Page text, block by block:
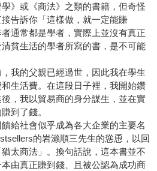
或《商法》之類的書籍，但奇怪
告訴你「這樣做，就一定能賺
通常都是學者，實際上並沒有真正
貧生活的學者所寫的書，是不可能
的父親已經過世，因此我在學生
生活費。在這段日子裡，我開始鑽
，我以貿易商的身分謀生，並在實
到了錢。
社會似乎成為各大企業的主要名
的岩瀨順三先生的慫恿，以回
太商法」。換句話說，這本書並不
由真正賺到錢、且被公認為成功商